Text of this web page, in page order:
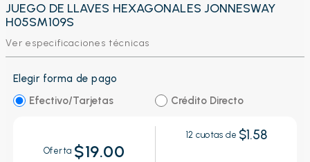
JUEGO DE LLAVES HEXAGONALES JONNESWAY
H05SM109S
Ver especificaciones técnicas
Elegir forma de pago
Efectivo/Tarjetas
Crédito Directo
Oferta $19.00
12 cuotas de $1.58